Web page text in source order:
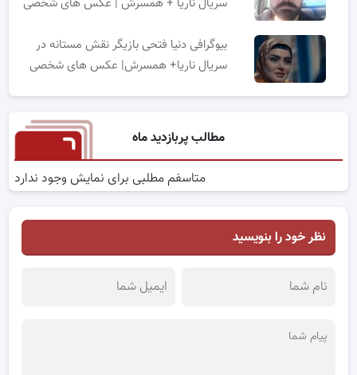
بیوگرافی دنیا فتحی بازیگر نقش مستانه در
سریال ناریا+ همسرش| عکس های شخصی
مطالب پربازدید ماه
متاسفم مطلبی برای نمایش وجود ندارد
نظر خود را بنویسید